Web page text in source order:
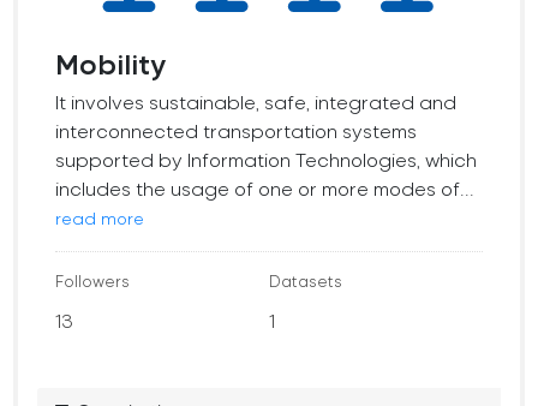
Mobility
It involves sustainable, safe, integrated and
interconnected transportation systems
supported by Information Technologies, which
includes the usage of one or more modes of...
read more
Followers
13
Datasets
1